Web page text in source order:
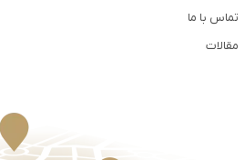
تماس با ما
مقالات